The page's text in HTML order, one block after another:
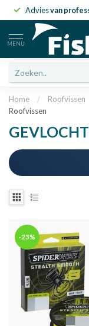
Adviesvan
MENU
Home / Roofvissen
Roofvissen
-23%